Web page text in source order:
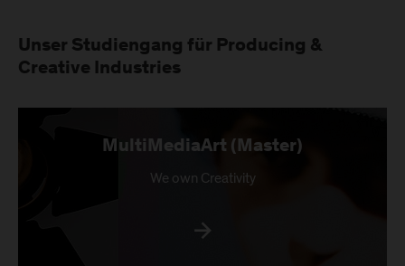
Unser Studiengang für Producing &
Creative Industries
MultiMediaArt (Master)
We own Creativity